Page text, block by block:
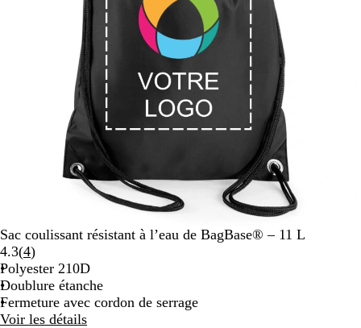
touches
fléchées
pour
faire
défiler
Sac coulissant résistant à l’eau de BagBase® – 11 L
4.3(4Lire
les
4
avis
)
Polyester 210D
Doublure étanche
Fermeture avec cordon de serrage
Voir les détails